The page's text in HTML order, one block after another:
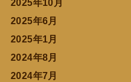
2025年10月
2025年6月
2025年1月
2024年8月
2024年7月